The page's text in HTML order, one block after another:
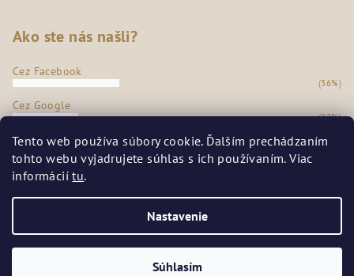
Tento web používa súbory cookie. Ďalším prechádzaním
tohto webu vyjadrujete súhlas s ich používaním. Viac
informáciítu.
Nastavenie
Súhlasím
Ako ste nás našli?
Cez Facebook
(36%)
Cez Google
(22%)
Z našej predajne
Odporúčanie známych